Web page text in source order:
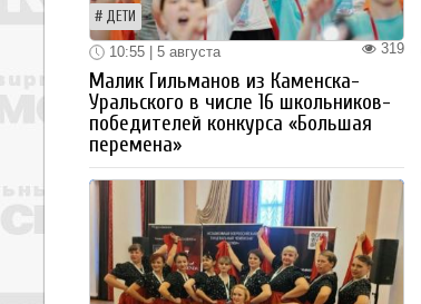
ДЕТИ
319
10:55 | 5 августа
Малик Гильманов из Каменска-
Уральского в числе 16 школьников-
победителей конкурса «Большая
перемена»